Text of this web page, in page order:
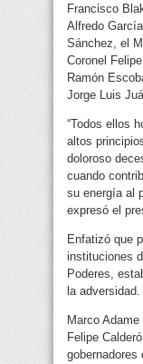
Francisco
Alfredo
Sánchez, el
Coronel
Ramón
Jorge Luis
“Todos ellos
altos
doloroso
cuando
su energía al
expresó el
Enfatizó que
instituciones
Poderes,
la adversidad.
Marco
Felipe
gobernadores